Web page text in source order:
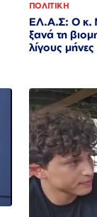
ΠΟΛΙΤΙΚΗ
ΕΛ.Α.Σ: Ο κ.
ξανά τη
λίγους